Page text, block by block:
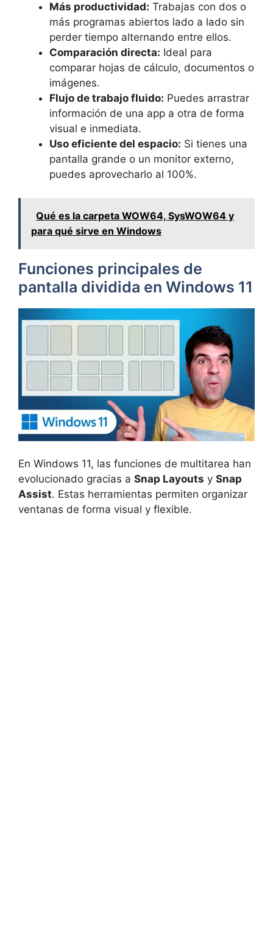
Más productividad: Trabajas con dos o
más programas abiertos lado a lado sin
perder tiempo alternando entre ellos.
Comparación directa: Ideal para
comparar hojas de cálculo, documentos o
imágenes.
Flujo de trabajo fluido: Puedes arrastrar
información de una app a otra de forma
visual e inmediata.
Uso eficiente del espacio: Si tienes una
pantalla grande o un monitor externo,
puedes aprovecharlo al 100%.
Qué es la carpeta WOW64, SysWOW64 y
para qué sirve en Windows
Funciones principales de
pantalla dividida en Windows 11
En Windows 11, las funciones de multitarea han
evolucionado gracias a Snap Layouts y Snap
Assist. Estas herramientas permiten organizar
ventanas de forma visual y flexible.